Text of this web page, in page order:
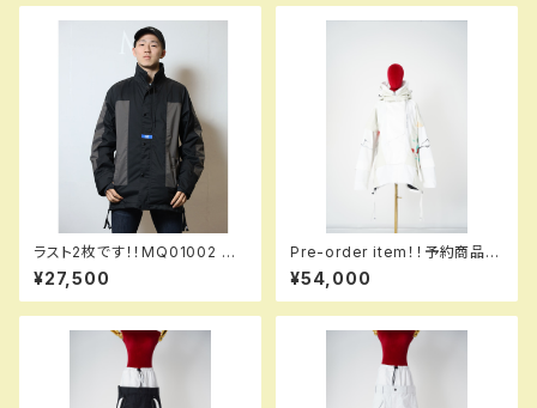
ラスト2枚です！！MQ01002 CO
ACH+ jacket 990 black ※
送料無料（日本国内のみ）サービ
ス中！！
¥27,500
Pre-order item！！予約商品で
す！！MQ07003 +++ jacket
917 kathmiw！！送料無料（日
本国内のみ）サービス中です！！
¥54,000